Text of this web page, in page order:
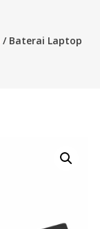
/ Baterai Laptop